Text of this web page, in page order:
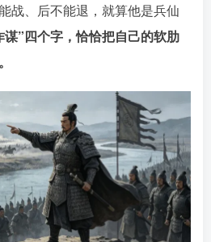
战、后不能退，就算他是兵仙
谋”四个字，恰恰把自己的软肋